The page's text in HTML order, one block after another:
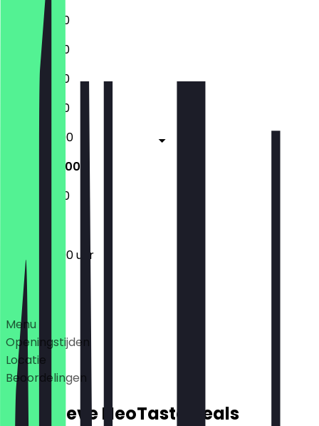
12:00 - 21:30
12:00 - 21:30
12:00 - 21:30
12:00 - 21:30
12:00 - 22:00
12:00 - 22:00
12:00 - 21:30
12:00 - 22:00 uur
Deals
Menu
Openingstijden
Locatie
Beoordelingen
Exclusieve NeoTaste Deals